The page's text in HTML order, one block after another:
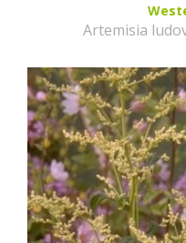
Artemisia